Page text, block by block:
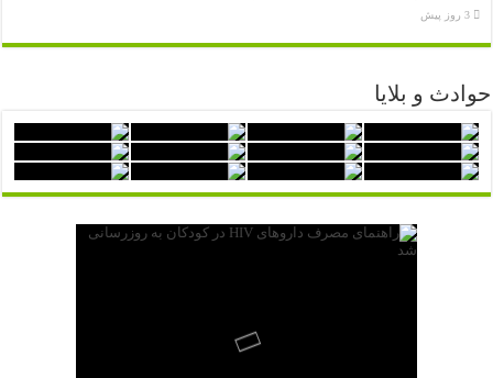
3 روز پیش
حوادث و بلایا